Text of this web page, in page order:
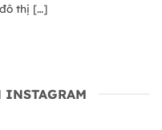
thị […]
INSTAGRAM